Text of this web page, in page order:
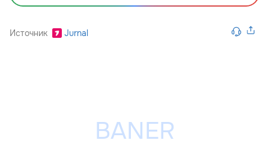
Источник Jurnal